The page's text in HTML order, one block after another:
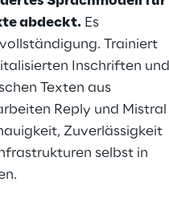
abdeckt. Es
Trainiert
Inschriften und
Texten aus
Reply und Mistral
Zuverlässigkeit
selbst in